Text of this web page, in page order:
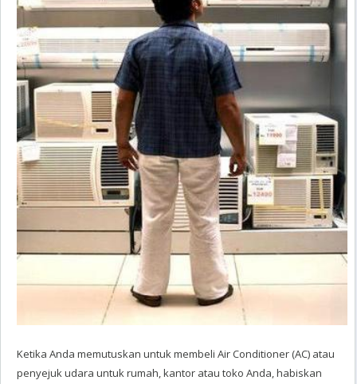
Ketika Anda memutuskan untuk membeli Air Conditioner (AC) atau
penyejuk udara untuk rumah, kantor atau toko Anda, habiskan